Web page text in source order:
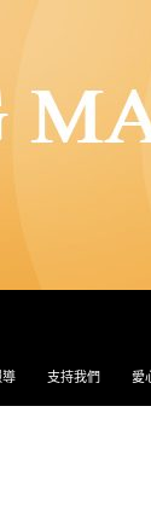
導 支持我們 愛